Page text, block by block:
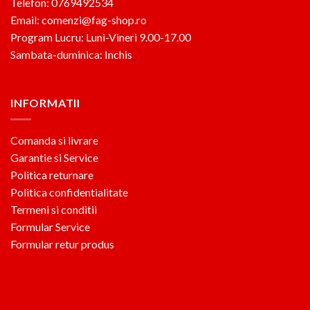
Email: comenzi@fag-shop.ro
Program Lucru: Luni-Vineri 9.00-17.00
Sambata-duminica: Inchis
INFORMATII
Comanda si livrare
Garantie si Service
Politica returnare
Politica confidentialitate
Termeni si conditii
Formular Service
Formular retur produs